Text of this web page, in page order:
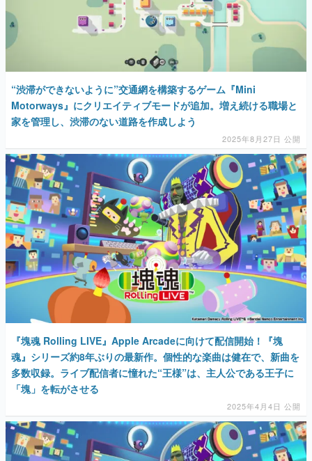
“渋滞ができないように”交通網を構築するゲーム『Mini
Motorways』にクリエイティブモードが追加。増え続ける職場と
家を管理し、渋滞のない道路を作成しよう
2025年8月27日 公開
『塊魂 Rolling LIVE』Apple Arcadeに向けて配信開始！『塊
魂』シリーズ約8年ぶりの最新作。個性的な楽曲は健在で、新曲を
多数収録。ライブ配信者に憧れた“王様”は、主人公である王子に
「塊」を転がさせる
2025年4月4日 公開